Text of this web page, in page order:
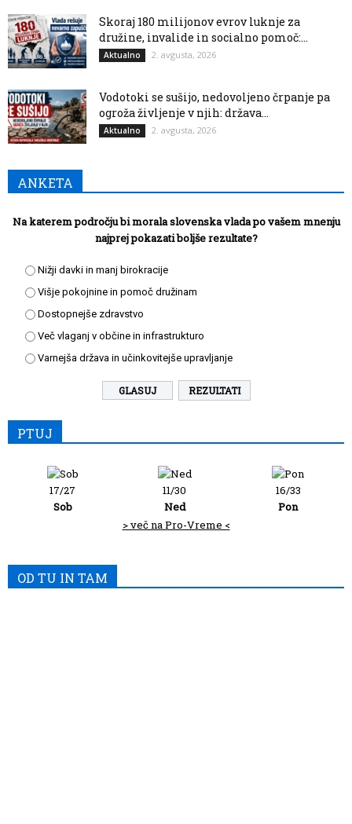
Skoraj 180 milijonov evrov luknje za
družine, invalide in socialno pomoč:...
Aktualno 2. avgusta, 2026
Vodotoki se sušijo, nedovoljeno črpanje pa
ogroža življenje v njih: država...
Aktualno 2. avgusta, 2026
ANKETA
Na katerem področju bi morala slovenska vlada po vašem mnenju
najprej pokazati boljše rezultate?
Nižji davki in manj birokracije
Višje pokojnine in pomoč družinam
Dostopnejše zdravstvo
Več vlaganj v občine in infrastrukturo
Varnejša država in učinkovitejše upravljanje
REZULTATI
PTUJ
17/27
Sob
11/30
Ned
16/33
Pon
> več na Pro-Vreme <
OD TU IN TAM